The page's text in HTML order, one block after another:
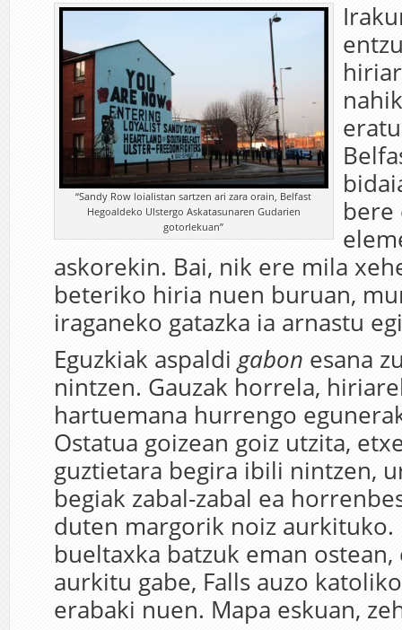
“Sandy Row loialistan sartzen ari zara orain, Belfast
Hegoaldeko Ulstergo Askatasunaren Gudarien
gotorlekuan”
bere
askorekin. Bai, nik ere mila
beteriko hiria nuen buruan,
iraganeko gatazka ia arnastu
Eguzkiak aspaldigabon esana
nintzen. Gauzak horrela,
hartuemana hurrengo
Ostatua goizean goiz utzita,
guztietara begira ibili nintzen,
begiak zabal-zabal ea
duten margorik noiz aurkituko.
bueltaxka batzuk eman
aurkitu gabe, Falls auzo
erabaki nuen. Mapa eskuan,